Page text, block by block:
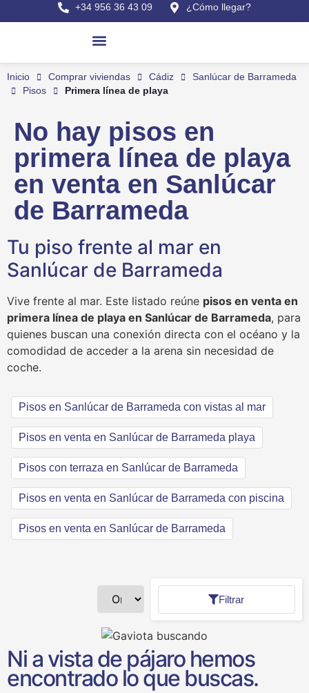
+34 956 36 43 09 ¿Cómo llegar?
Inicio Comprar viviendas Cádiz
Sanlúcar de Barrameda
Pisos
Primera línea de playa
No hay pisos en
primera línea de playa
en venta en Sanlúcar
de Barrameda
Tu piso frente al mar en
Sanlúcar de Barrameda
Vive frente al mar. Este listado reúne pisos en venta en
primera línea de playa en Sanlúcar de Barrameda, para
quienes buscan una conexión directa con el océano y la
comodidad de acceder a la arena sin necesidad de
coche.
Pisos en Sanlúcar de Barrameda con vistas al mar
Pisos en venta en Sanlúcar de Barrameda playa
Pisos con terraza en Sanlúcar de Barrameda
Pisos en venta en Sanlúcar de Barrameda con piscina
Pisos en venta en Sanlúcar de Barrameda
Filtrar
Ni a vista de pájaro hemos
encontrado lo que buscas.